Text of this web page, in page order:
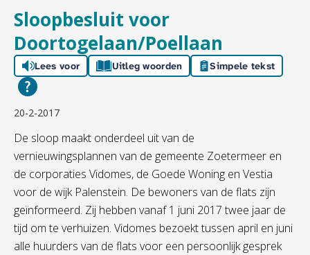
Sloopbesluit voor
Doortogelaan/Poellaan
Lees voor Uitleg woorden Simpele tekst
20-2-2017
De sloop maakt onderdeel uit van de
vernieuwingsplannen van de gemeente Zoetermeer en
de corporaties Vidomes, de Goede Woning en Vestia
voor de wijk Palenstein. De bewoners van de flats zijn
geïnformeerd. Zij hebben vanaf 1 juni 2017 twee jaar de
tijd om te verhuizen. Vidomes bezoekt tussen april en juni
alle huurders van de flats voor een persoonlijk gesprek